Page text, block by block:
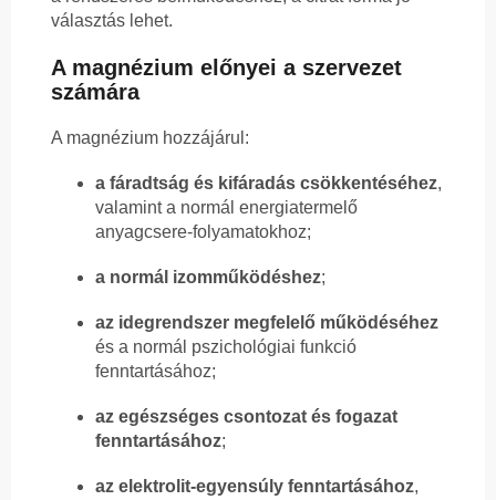
választás lehet.
A magnézium előnyei a szervezet
számára
A magnézium hozzájárul:
a fáradtság és kifáradás csökkentéséhez,
valamint a normál energiatermelő
anyagcsere-folyamatokhoz;
a normál izomműködéshez;
az idegrendszer megfelelő működéséhez
és a normál pszichológiai funkció
fenntartásához;
az egészséges csontozat és fogazat
fenntartásához;
az elektrolit-egyensúly fenntartásához,